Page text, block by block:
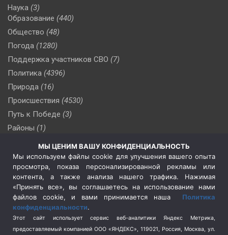
Наука (3)
Образование (440)
Общество (48)
Погода (1280)
Поддержка участников СВО (7)
Политика (4396)
Природа (16)
Происшествия (4530)
Путь к Победе (3)
Районы (1)
(509)
Сельское хозяйство (3)
Социальная политика
(3)
Спецоперация в Украине
Спецоперация на Украине
(404)
Спорт (740)
МЫ ЦЕНИМ ВАШУ КОНФИДЕНЦИАЛЬНОСТЬ
Мы используем файлы cookie для улучшения вашего опыта
просмотра, показа персонализированной рекламы или
контента, а также анализа нашего трафика. Нажимая
«Принять все», вы соглашаетесь на использование нами
файлов cookie, и вами принимается наша Политика
конфиденциальности.
Этот сайт использует сервис веб-аналитики Яндекс Метрика,
предоставляемый компанией ООО «ЯНДЕКС», 119021, Россия, Москва, ул.